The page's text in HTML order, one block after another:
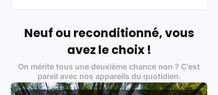
Labels environnementaux & qualité de nos partenaires
traitement des déchets électroniques (DEEE)
Produits testés et vérifiés selon des standards
rigoureux (80 à 100 points de contrôle en
fonction des produits)
Neuf ou reconditionné, vous
avez le choix !
On mérite tous une deuxième chance non ? C'est
pareil avec nos appareils du quotidien.